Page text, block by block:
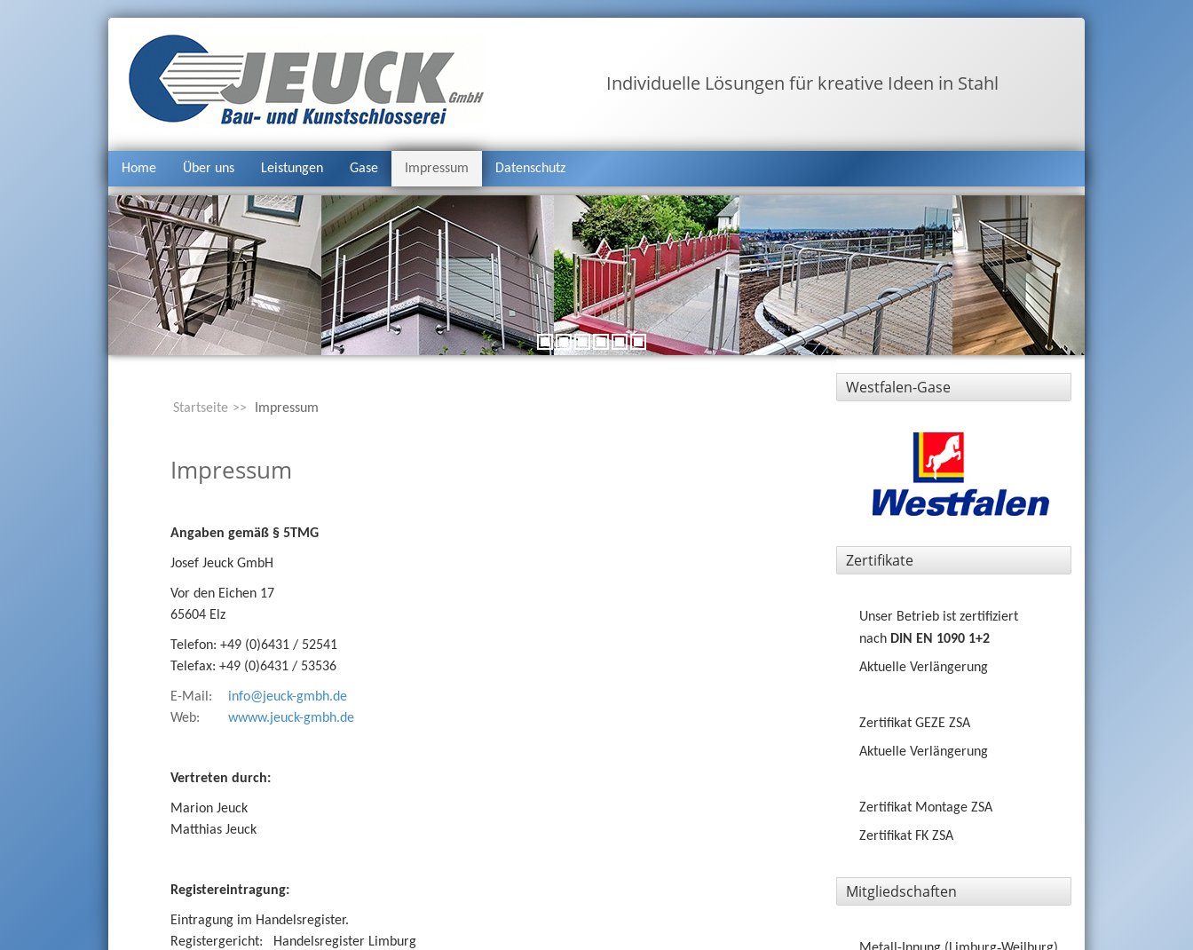
Jeuck GmbH
Bau- und Kunstschlosserei
Individuelle Lösungen für kreative Ideen in Stahl
Home Über uns Leistungen Gase Impressum Datenschutz
Startseite Impressum
Impressum
Angaben gemäß § 5TMG
Josef Jeuck GmbH
Vor den Eichen 17
65604 Elz
Telefon: +49 (0)6431 / 52541
Telefax: +49 (0)6431 / 53536
E-Mail:
info@jeuck-gmbh.de
Web:
wwww.jeuck-gmbh.de
Vertreten durch:
Marion Jeuck
Matthias Jeuck
Registereintragung:
Eintragung im Handelsregister.
Registergericht: Handelsregister Limburg
Westfalen-Gase
Zertifikate
Unser Betrieb ist zertifiziert
nach DIN EN 1090 1+2
Aktuelle Verlängerung
Zertifikat GEZE ZSA
Aktuelle Verlängerung
Zertifikat Montage ZSA
Zertifikat FK ZSA
Mitgliedschaften